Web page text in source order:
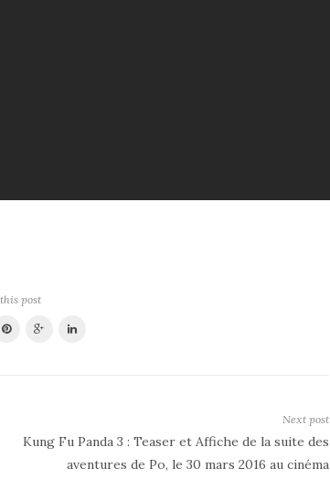
post
Next post
Kung Fu Panda 3 : Teaser et Affiche de la suite des
aventures de Po, le 30 mars 2016 au cinéma